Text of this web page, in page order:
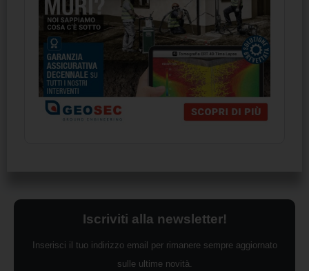
Iscriviti alla newsletter!
Inserisci il tuo indirizzo email per rimanere sempre aggiornato
sulle ultime novità.